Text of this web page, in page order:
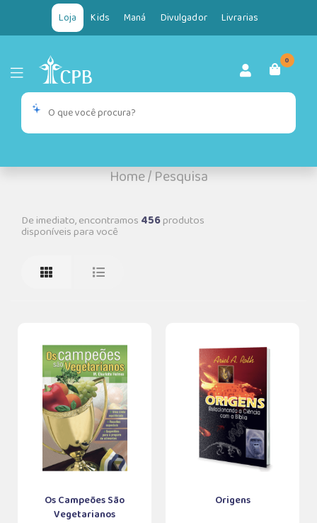
Loja Kids Maná Divulgador Livrarias
0
Home/Pesquisa
De imediato, encontramos 456produtos
disponíveis para você
Os Campeões São
Vegetarianos
Origens